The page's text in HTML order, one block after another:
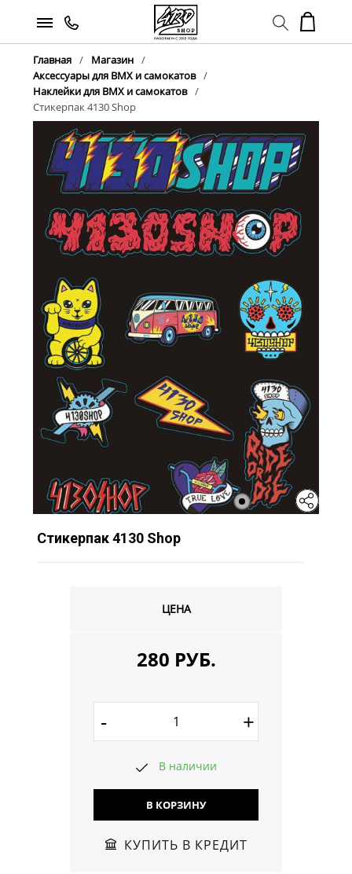
Главная
Магазин
Аксессуары для BMX и самокатов
Наклейки для BMX и самокатов
Стикерпак 4130 Shop
Стикерпак 4130 Shop
ЦЕНА
280 РУБ.
- +
В наличии
В КОРЗИНУ
КУПИТЬ В КРЕДИТ